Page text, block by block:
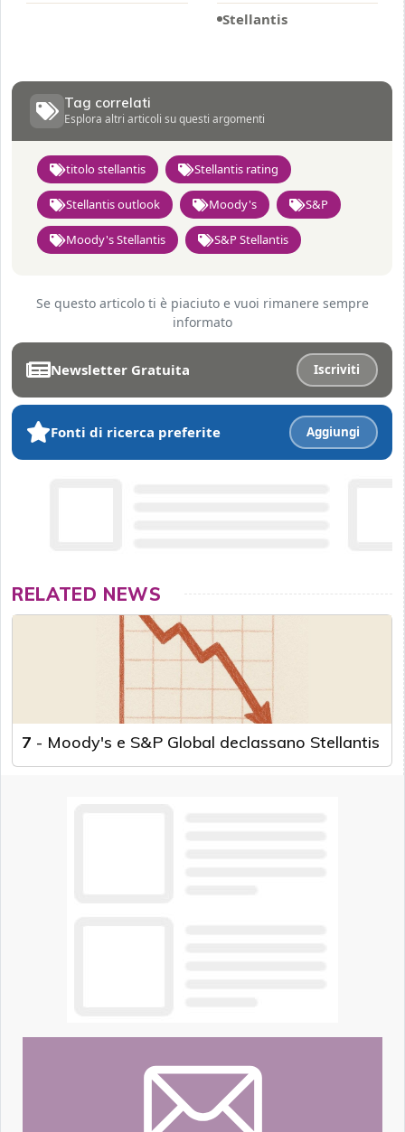
Stellantis
Tag correlati
Esplora altri articoli su questi argomenti
titolo stellantis Stellantis rating
Stellantis outlook Moody's S&P
Moody's Stellantis S&P Stellantis
Se questo articolo ti è piaciuto e vuoi rimanere sempre
informato
Newsletter Gratuita Iscriviti
Fonti di ricerca preferite Aggiungi
RELATED NEWS
7 - Moody's e S&P Global declassano Stellantis